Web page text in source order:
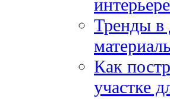
интерьере
Тренды в
Как
участке